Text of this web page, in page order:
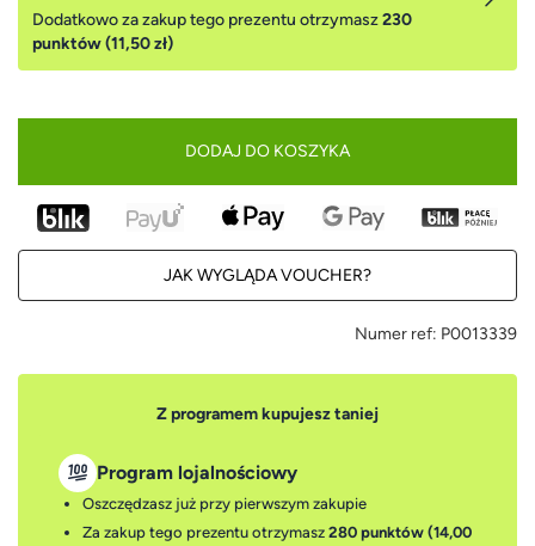
Dodatkowo za zakup tego prezentu otrzymasz230
punktów (11,50 zł)
DODAJ DO KOSZYKA
JAK WYGLĄDA VOUCHER?
Numer ref: P0013339
Z programem kupujesz taniej
Program lojalnościowy
Oszczędzasz już przy pierwszym zakupie
Za zakup tego prezentu otrzymasz 280 punktów (14,00